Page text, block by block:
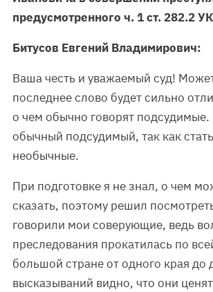
предусмотренного ч. 1 ст. 282.2
Битусов Евгений Владимирович:
Ваша честь и уважаемый суд!
последнее слово будет сильно
о чем обычно говорят подсудимые.
обычный подсудимый, так как
необычные.
При подготовке я не знал, о чем
сказать, поэтому решил
говорили мои соверующие, ведь
преследования прокатилась по
большой стране от одного края до
высказываний видно, что они